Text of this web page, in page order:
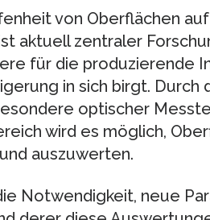
von Oberflächen
aktuell zentraler
für die produzierende
in sich birgt. Durch
optischer
wird es möglich,
auszuwerten.
Notwendigkeit, neue